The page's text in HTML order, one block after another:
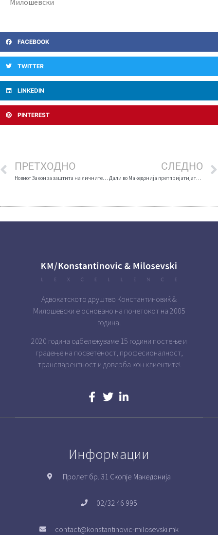
Милошевски
FACEBOOK
TWITTER
LINKEDIN
PINTEREST
ПРЕТХОДНО
Новиот Закон за заштита на личните податоци и примената на GDPR регулатива
СЛЕДНО
Дали во Македонија претпријатијата се подготвени за работа од дома?!
Адвокатското друштво Константиновиќ &
Милошевски е основано на почетокот на 2005
година.
2020 година одбележуваме 15 години постење и
градење на посветеност, професионалност,
транспарентност и доверба кон клиентите!
Информации
Пролет бр. 31 Скопје Македонија
02/32 46 995
contact@konstantinovic-milosevski.mk